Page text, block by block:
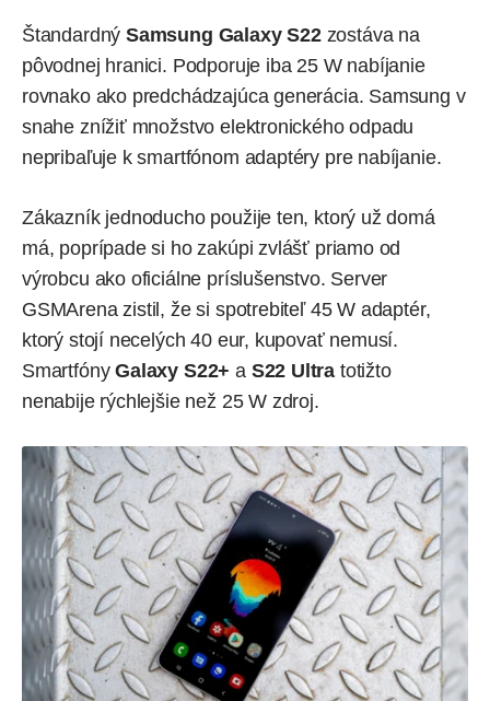
ŠtandardnýSamsung Galaxy S22zostáva na
pôvodnej hranici. Podporuje iba 25 W nabíjanie
rovnako ako predchádzajúca generácia. Samsung v
snahe znížiť množstvo elektronického odpadu
nepribaľuje k smartfónom adaptéry pre nabíjanie.
Zákazník jednoducho použije ten, ktorý už domá
má, poprípade si ho zakúpi zvlášť priamo od
výrobcu ako oficiálne príslušenstvo. Server
GSMArena zistil, že si spotrebiteľ 45 W adaptér,
ktorý stojí necelých 40 eur, kupovať nemusí.
SmartfónyGalaxy S22+ a S22 Ultra totižto
nenabije rýchlejšie než 25 W zdroj.